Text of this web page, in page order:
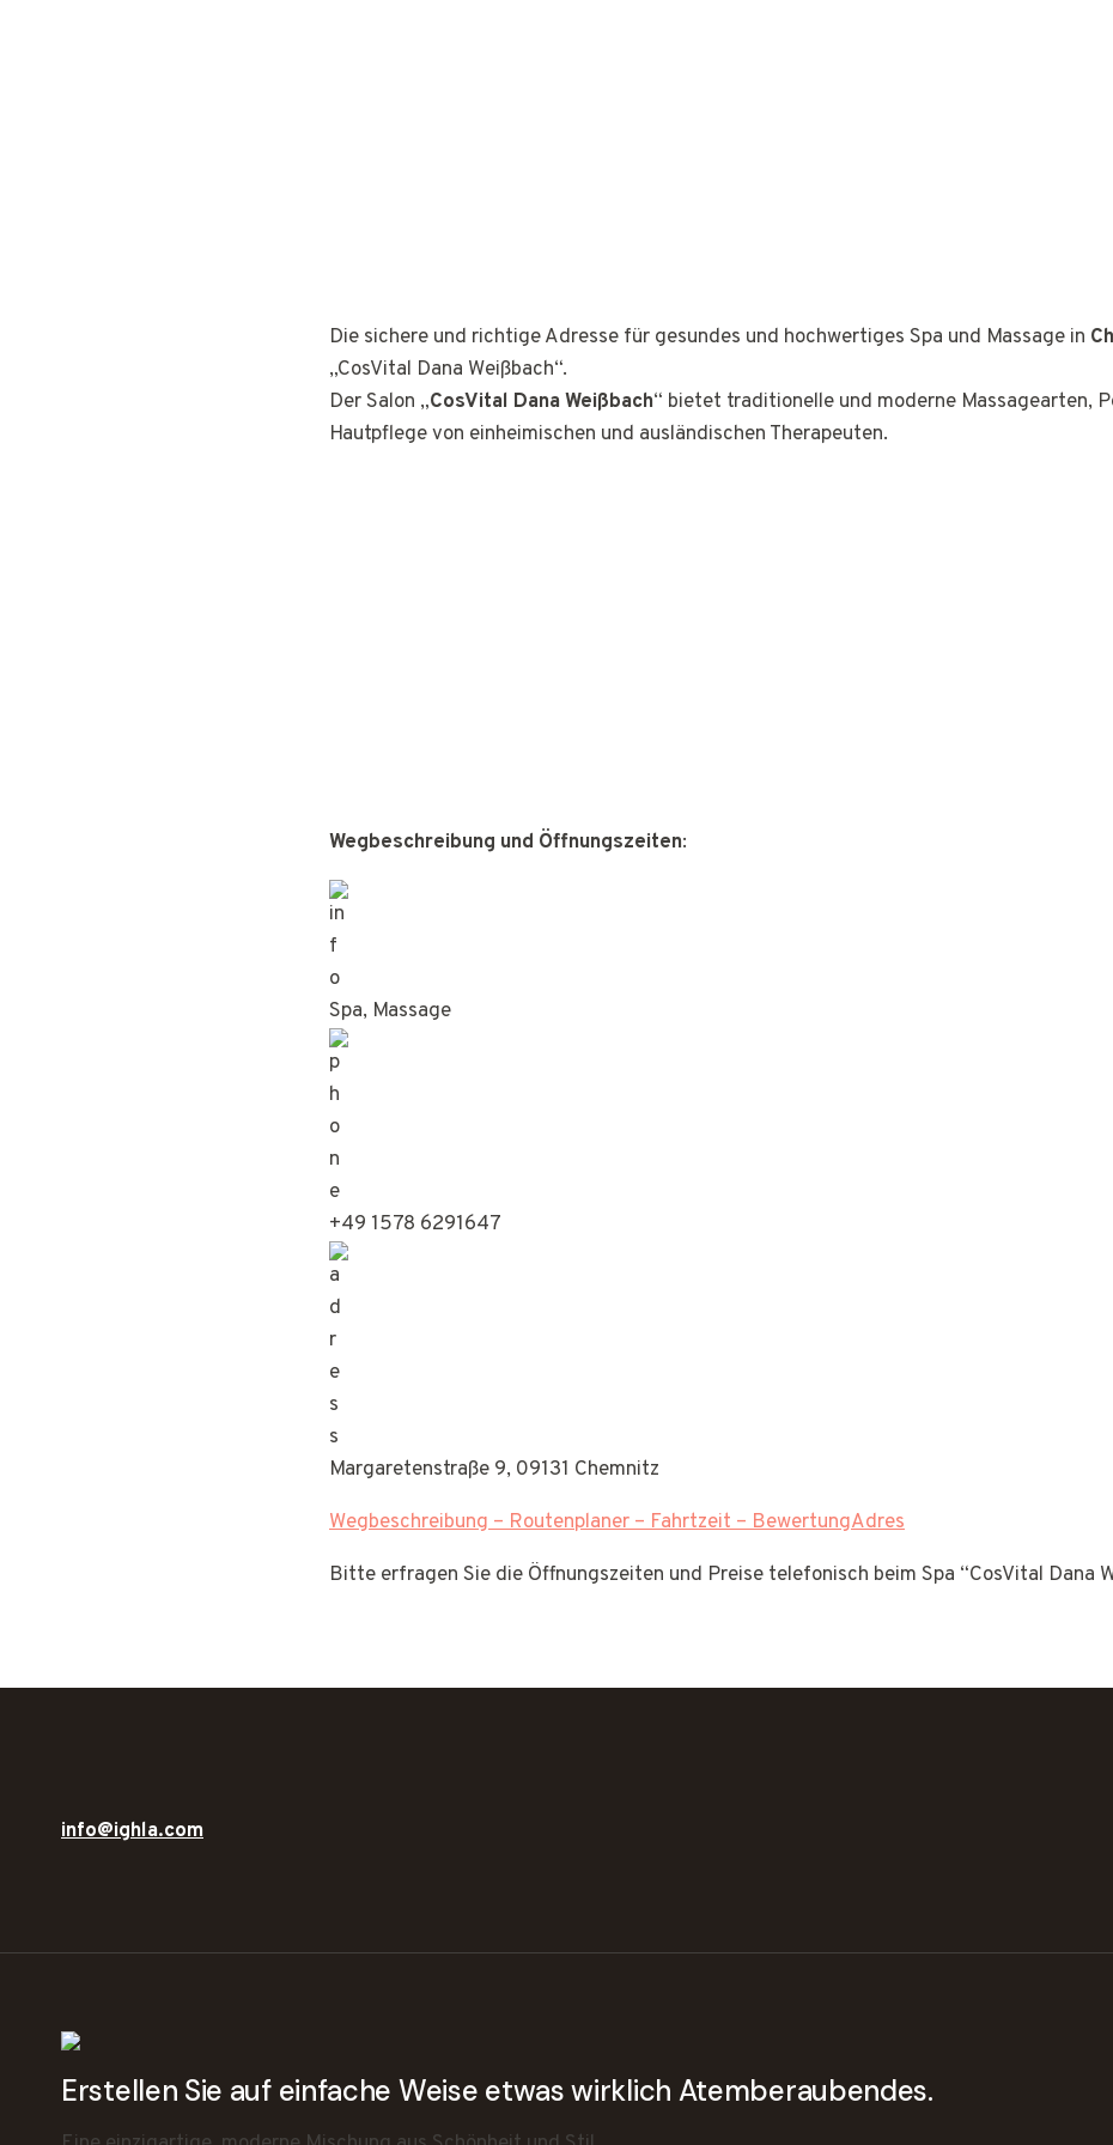
Die sichere und richtige Adresse für gesundes und hochwertiges Spa und Massage in
„CosVital Dana Weißbach“.
Der Salon „CosVital Dana Weißbach“ bietet traditionelle und moderne Massagearten,
Hautpflege von einheimischen und ausländischen Therapeuten.
Wegbeschreibung und Öffnungszeiten:
Spa, Massage
+49 1578 6291647
Margaretenstraße 9, 09131 Chemnitz
Wegbeschreibung – Routenplaner – Fahrtzeit – BewertungAdres
Bitte erfragen Sie die Öffnungszeiten und Preise telefonisch beim Spa “CosVital Dana
info@ighla.com
Erstellen Sie auf einfache Weise etwas wirklich Atemberaubendes.